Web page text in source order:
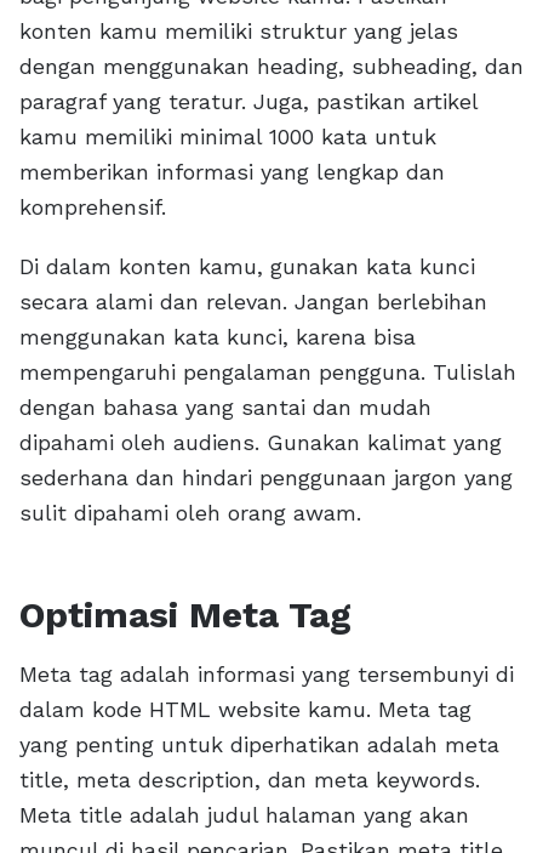
konten kamu memiliki struktur yang jelas
dengan menggunakan heading, subheading, dan
paragraf yang teratur. Juga, pastikan artikel
kamu memiliki minimal 1000 kata untuk
memberikan informasi yang lengkap dan
komprehensif.
Di dalam konten kamu, gunakan kata kunci
secara alami dan relevan. Jangan berlebihan
menggunakan kata kunci, karena bisa
mempengaruhi pengalaman pengguna. Tulislah
dengan bahasa yang santai dan mudah
dipahami oleh audiens. Gunakan kalimat yang
sederhana dan hindari penggunaan jargon yang
sulit dipahami oleh orang awam.
Optimasi Meta Tag
Meta tag adalah informasi yang tersembunyi di
dalam kode HTML website kamu. Meta tag
yang penting untuk diperhatikan adalah meta
title, meta description, dan meta keywords.
Meta title adalah judul halaman yang akan